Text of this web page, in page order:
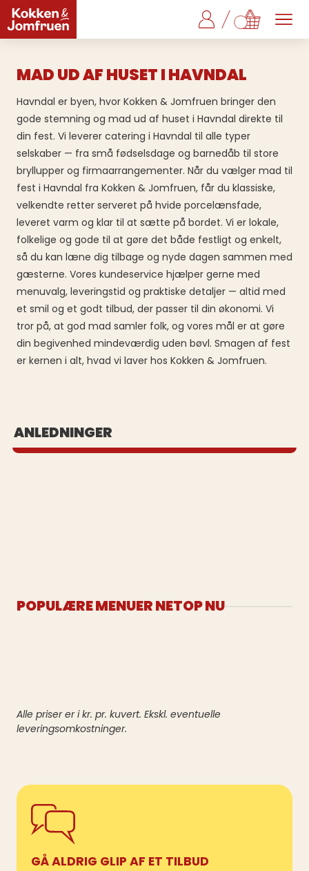
MAD UD AF HUSET I HAVNDAL
Havndal er byen, hvor Kokken & Jomfruen bringer den
gode stemning og mad ud af huset i Havndal direkte til
din fest. Vi leverer catering i Havndal til alle typer
selskaber — fra små fødselsdage og barnedåb til store
bryllupper og firmaarrangementer. Når du vælger mad til
fest i Havndal fra Kokken & Jomfruen, får du klassiske,
velkendte retter serveret på hvide porcelænsfade,
leveret varm og klar til at sætte på bordet. Vi er lokale,
folkelige og gode til at gøre det både festligt og enkelt,
så du kan læne dig tilbage og nyde dagen sammen med
gæsterne. Vores kundeservice hjælper gerne med
menuvalg, leveringstid og praktiske detaljer — altid med
et smil og et godt tilbud, der passer til din økonomi. Vi
tror på, at god mad samler folk, og vores mål er at gøre
din begivenhed mindeværdig uden bøvl. Smagen af fest
er kernen i alt, hvad vi laver hos Kokken & Jomfruen.
ANLEDNINGER
Se vores populære buffeter
POPULÆRE MENUER NETOP NU
Alle priser er i kr. pr. kuvert. Ekskl. eventuelle
leveringsomkostninger.
GÅ ALDRIG GLIP AF ET TILBUD